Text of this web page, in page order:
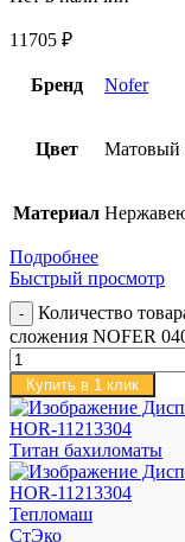
11705 ₽
Бренд Nofer
Цвет Матовый
Материал
Подробнее
Быстрый просмотр
Количество
сложения NOFER
Купить в 1 клик
Титан бахиломаты
Тепломаш
СтЭко